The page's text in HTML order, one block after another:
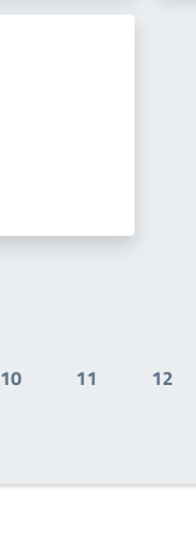
Pagina
10
Pagina
11 12